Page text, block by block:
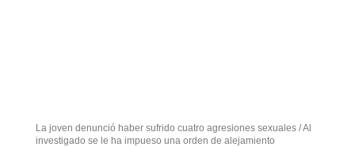
La joven denunció haber sufrido cuatro agresiones sexuales / Al
investigado se le ha impueso una orden de alejamiento